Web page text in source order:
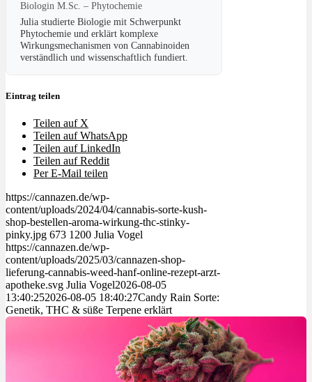
Biologin M.Sc. – Phytochemie
Julia studierte Biologie mit Schwerpunkt
Phytochemie und erklärt komplexe
Wirkungsmechanismen von Cannabinoiden
verständlich und wissenschaftlich fundiert.
Eintrag teilen
Teilen auf X
Teilen auf WhatsApp
Teilen auf LinkedIn
Teilen auf Reddit
Per E-Mail teilen
https://cannazen.de/wp-
content/uploads/2024/04/cannabis-sorte-kush-
shop-bestellen-aroma-wirkung-thc-stinky-
pinky.jpg 673 1200 Julia Vogel
https://cannazen.de/wp-
content/uploads/2025/03/cannazen-shop-
lieferung-cannabis-weed-hanf-online-rezept-arzt-
apotheke.svg Julia Vogel2026-08-05
13:40:252026-08-05 18:40:27Candy Rain Sorte:
Genetik, THC & süße Terpene erklärt